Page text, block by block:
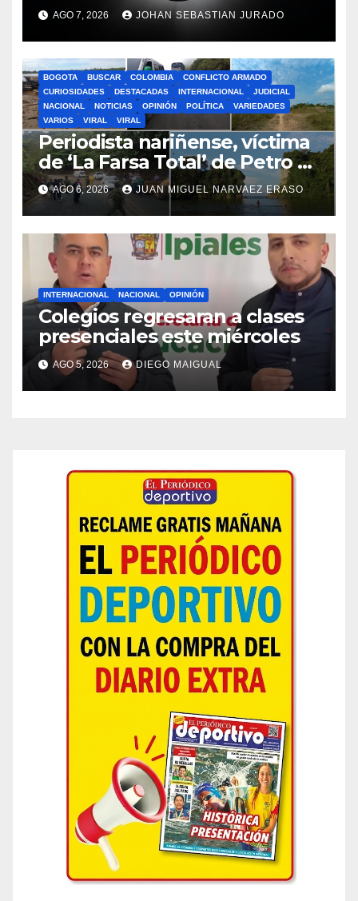
desde un pueblo de España
AGO 7, 2026 JOHAN SEBASTIAN JURADO
BOGOTA BUSCAR COLOMBIA
CONFLICTO ARMADO
CURIOSIDADES
DESTACADAS INTERNACIONAL
JUDICIAL
NACIONAL
NOTICIAS OPINIÓN POLÍTICA
VARIEDADES
VARIOS
VIRAL VIRAL
Periodista nariñense, víctima
de ‘La Farsa Total’ de Petro y
Cepeda
AGO 6, 2026 JUAN MIGUEL NARVAEZ ERASO
INTERNACIONAL NACIONAL OPINIÓN
Colegios regresaran a clases
presenciales este miércoles
AGO 5, 2026 DIEGO MAIGUAL